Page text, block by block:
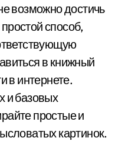
возможно достичь
способ,
в книжный
в интернете.
и базовых
простые и
картинок.